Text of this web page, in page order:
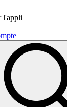
l'appli